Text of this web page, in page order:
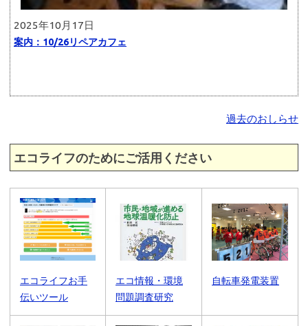
2025年10月17日
案内：10/26リペアカフェ
過去のおしらせ
エコライフのためにご活用ください
エコライフお手
伝いツール
エコ情報・環境
問題調査研究
自転車発電装置